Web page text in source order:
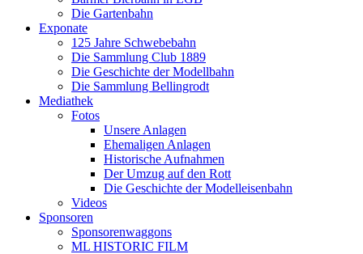
Die Gartenbahn
Exponate
125 Jahre Schwebebahn
Die Sammlung Club 1889
Die Geschichte der Modellbahn
Die Sammlung Bellingrodt
Mediathek
Fotos
Unsere Anlagen
Ehemaligen Anlagen
Historische Aufnahmen
Der Umzug auf den Rott
Die Geschichte der Modelleisenbahn
Videos
Sponsoren
Sponsorenwaggons
ML HISTORIC FILM